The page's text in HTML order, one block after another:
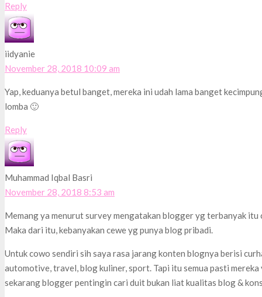
Reply
iidyanie
November 28, 2018 10:09 am
Yap, keduanya betul banget, mereka ini udah lama banget
lomba 🙂
Reply
Muhammad Iqbal Basri
November 28, 2018 8:53 am
Memang ya menurut survey mengatakan blogger yg terbanyak
Maka dari itu, kebanyakan cewe yg punya blog pribadi.
Untuk cowo sendiri sih saya rasa jarang konten blognya berisi
automotive, travel, blog kuliner, sport. Tapi itu semua pasti
sekarang blogger pentingin cari duit bukan liat kualitas blog &